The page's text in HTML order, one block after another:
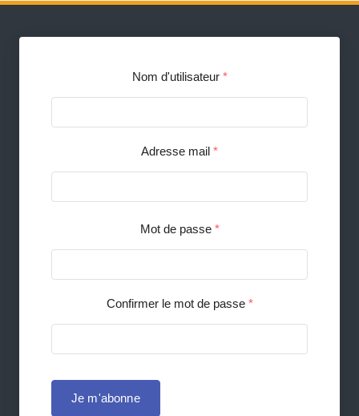
Nom d'utilisateur *
Adresse mail *
Mot de passe *
Confirmer le mot de passe *
Je m'abonne